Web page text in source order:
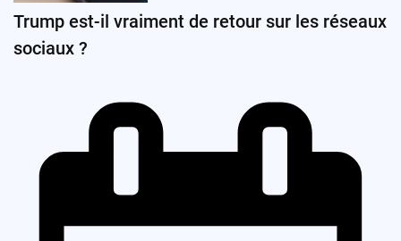
Trump est-il vraiment de retour sur les réseaux
sociaux ?